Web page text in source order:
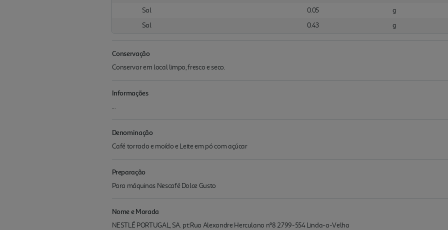
Sal
0.05
g
Sal
0.43 g
Conservação
Conservar em local limpo, fresco e seco.
Informações
...
Denominação
Café torrado e moído e Leite em pó com açúcar
Preparação
Para máquinas Nescafé Dolce Gusto
Nome e Morada
NESTLÉ PORTUGAL, SA. pt:Rua Alexandre Herculano nº8 2799-554 Linda-a-Velha